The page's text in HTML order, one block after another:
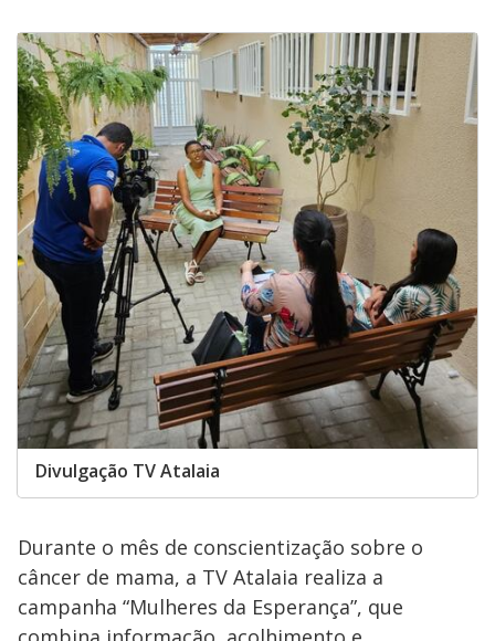
Divulgação TV Atalaia
Durante o mês de conscientização sobre o
câncer de mama, a TV Atalaia realiza a
campanha “Mulheres da Esperança”, que